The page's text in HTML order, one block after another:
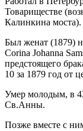
Товариществе
Калинкина моста).
Был женат (1879)
Corina Johanna
предстоящего
10 за 1879 год от
Умер молодым, в
Св.Анны.
Позже вместе с